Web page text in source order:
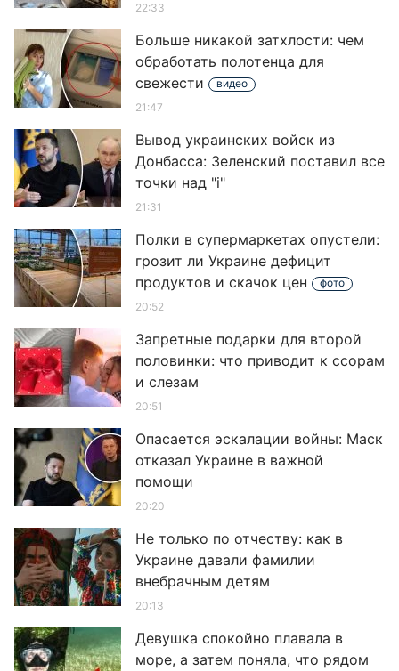
22:33
Больше никакой затхлости: чем
обработать полотенца для
свежести
видео
21:47
Вывод украинских войск из
Донбасса: Зеленский поставил все
точки над "i"
21:31
Полки в супермаркетах опустели:
грозит ли Украине дефицит
продуктов и скачок цен
фото
20:52
Запретные подарки для второй
половинки: что приводит к ссорам
и слезам
20:51
Опасается эскалации войны: Маск
отказал Украине в важной
помощи
20:20
Не только по отчеству: как в
Украине давали фамилии
внебрачным детям
20:13
Девушка спокойно плавала в
море, а затем поняла, что рядом